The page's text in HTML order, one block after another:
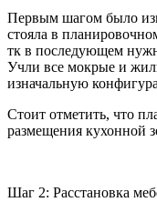
Первым шагом было
стояла в
тк в последующем
Учли все мокрые и
изначальную
Стоит отметить, что
размещения кухонной
Шаг 2: Расстановка